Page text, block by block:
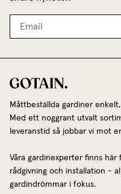
Måttbeställda gardiner
Med ett noggrant utvalt
leveranstid så jobbar vi mot
Våra gardinexperter finns här
rådgivning och installation -
gardindrömmar i fokus.